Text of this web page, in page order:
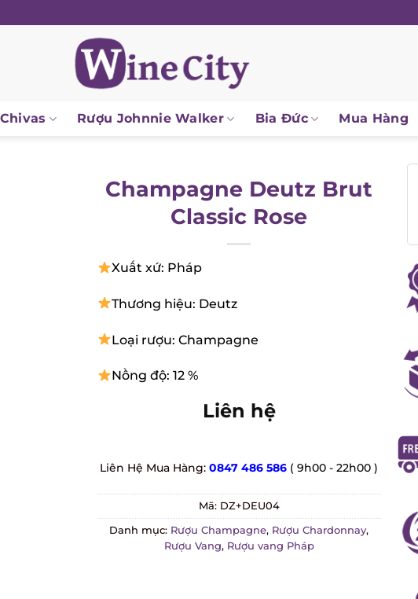
Rượu Johnnie Walker Bia Đức Mua Hàng
Champagne Deutz Brut
Classic Rose
Xuất xứ: Pháp
Thương hiệu: Deutz
Loại rượu: Champagne
Nồng độ: 12 %
Liên hệ
Liên Hệ Mua Hàng:0847 486 586 ( 9h00 - 22h00 )
Mã:DZ+DEU04
Danh mục:Rượu Champagne,Rượu Chardonnay,
Rượu Vang,Rượu vang Pháp